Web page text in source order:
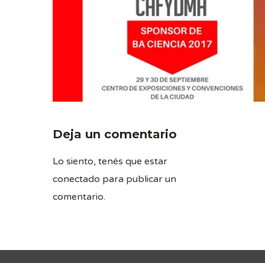
Deja un comentario
Lo siento, tenés que estar
conectado para publicar un
comentario.